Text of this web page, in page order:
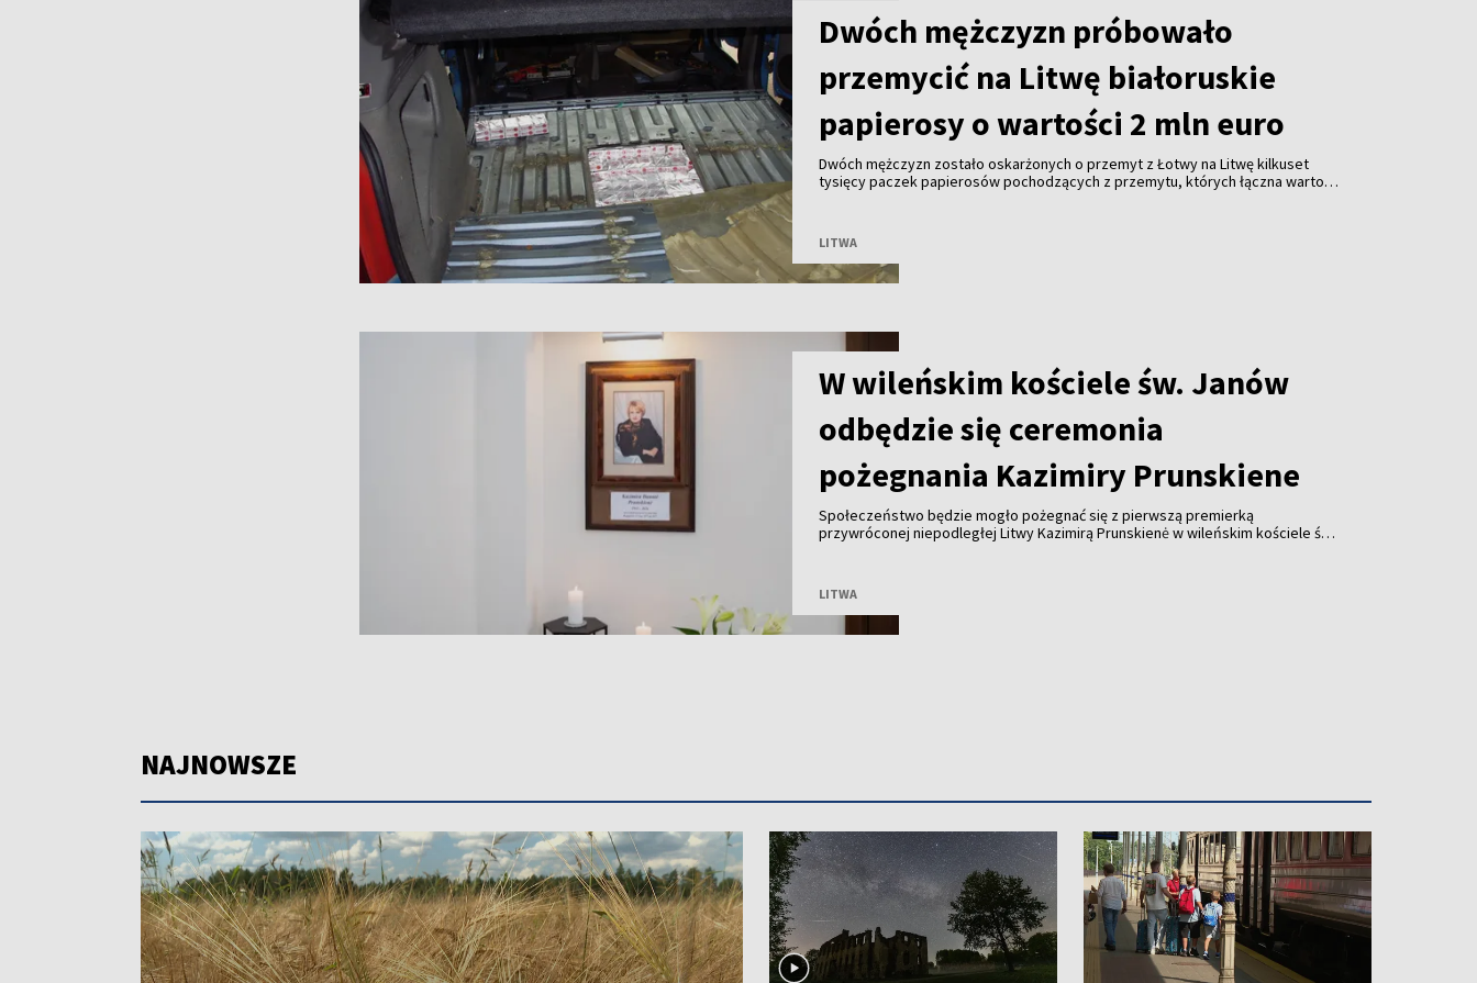
Dwóch mężczyzn próbowało
przemycić na Litwę białoruskie
papierosy o wartości 2 mln euro
Dwóch mężczyzn zostało oskarżonych o przemyt z Łotwy na Litwę kilkuset
tysięcy paczek papierosów pochodzących z przemytu, których łączna wartość
LITWA
W wileńskim kościele św. Janów
odbędzie się ceremonia
pożegnania Kazimiry Prunskiene
Społeczeństwo będzie mogło pożegnać się z pierwszą premierką
przywróconej niepodległej Litwy Kazimirą Prunskienėw wileńskim kościele św.
LITWA
NAJNOWSZE